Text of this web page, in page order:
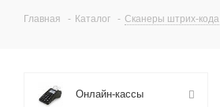
Главная - Каталог - Сканеры штрих-кода
Онлайн-кассы